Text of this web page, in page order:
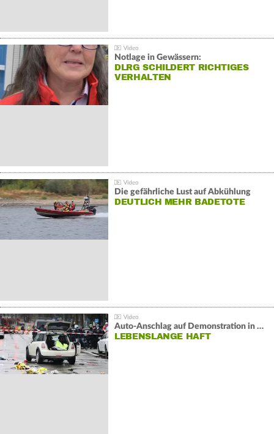
Notlage in Gewässern:
DLRG SCHILDERT RICHTIGES
VERHALTEN
Die gefährliche Lust auf Abkühlung
DEUTLICH MEHR BADETOTE
Auto-Anschlag auf Demonstration in München:
LEBENSLANGE HAFT